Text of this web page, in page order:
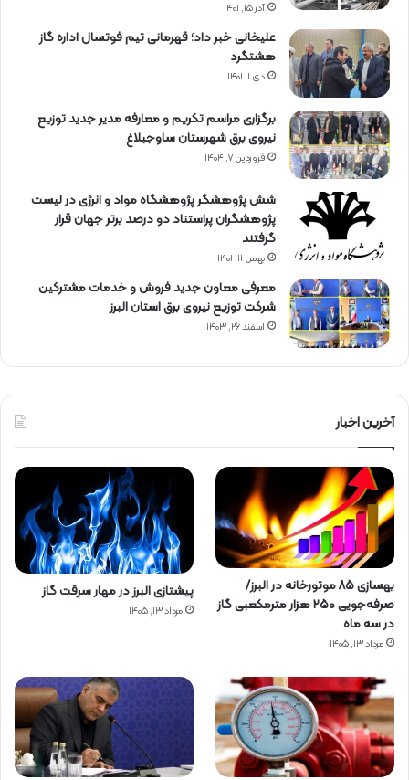
آذر ۱۵, ۱۴۰۱
علیخانی خبر داد؛ قهرمانی تیم فوتسال اداره گاز
هشتگرد
دی ۱, ۱۴۰۱
برگزاری مراسم تكریم و معارفه مدیر جدید توزیع
نیروی برق شهرستان ساوجبلاغ
فروردین ۷, ۱۴۰۴
شش پژوهشگر پژوهشگاه مواد و انرژی در لیست
پژوهشگران پراستناد دو درصد برتر جهان قرار
گرفتند
بهمن ۱۱, ۱۴۰۱
معرفی معاون جدید فروش و خدمات مشتركین
شركت توزیع نیروی برق استان البرز
اسفند ۲۶, ۱۴۰۳
آخرین اخبار
بهسازی ۸۵ موتورخانه در البرز/
صرفه‌جویی ۲۵۰ هزار مترمکعبی گاز
در سه ماه
مرداد ۱۳, ۱۴۰۵
پیشتازی البرز در مهار سرقت گاز
مرداد ۱۳, ۱۴۰۵